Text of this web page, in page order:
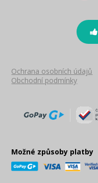
Ochrana osobních údajů
Obchodní podmínky
Možné způsoby platby